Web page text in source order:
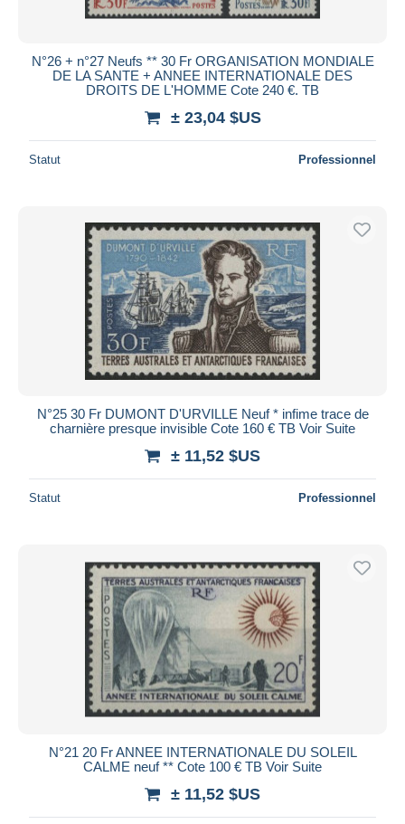
N°26 + n°27 Neufs ** 30 Fr ORGANISATION MONDIALE
DE LA SANTE + ANNEE INTERNATIONALE DES
DROITS DE L'HOMME Cote 240 €. TB
± 23,04 $US
Statut Professionnel
N°25 30 Fr DUMONT D'URVILLE Neuf * infime trace de
charnière presque invisible Cote 160 € TB Voir Suite
± 11,52 $US
Statut Professionnel
N°21 20 Fr ANNEE INTERNATIONALE DU SOLEIL
CALME neuf ** Cote 100 € TB Voir Suite
± 11,52 $US